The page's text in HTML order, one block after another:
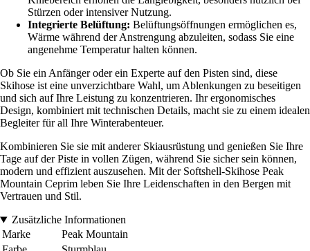
Stürzen oder intensiver Nutzung.
Integrierte Belüftung: Belüftungsöffnungen ermöglichen es,
Wärme während der Anstrengung abzuleiten, sodass Sie eine
angenehme Temperatur halten können.
Ob Sie ein Anfänger oder ein Experte auf den Pisten sind, diese
Skihose ist eine unverzichtbare Wahl, um Ablenkungen zu beseitigen
und sich auf Ihre Leistung zu konzentrieren. Ihr ergonomisches
Design, kombiniert mit technischen Details, macht sie zu einem idealen
Begleiter für all Ihre Winterabenteuer.
Kombinieren Sie sie mit anderer Skiausrüstung und genießen Sie Ihre
Tage auf der Piste in vollen Zügen, während Sie sicher sein können,
modern und effizient auszusehen. Mit der Softshell-Skihose Peak
Mountain Ceprim leben Sie Ihre Leidenschaften in den Bergen mit
Vertrauen und Stil.
Zusätzliche Informationen
Marke
Peak Mountain